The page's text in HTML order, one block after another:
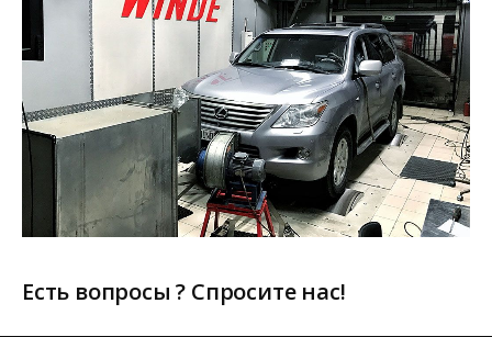
Есть вопросы ? Спросите нас!